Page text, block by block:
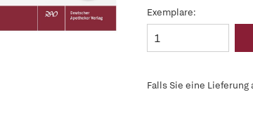
Exemplare:
Falls Sie eine Lieferung